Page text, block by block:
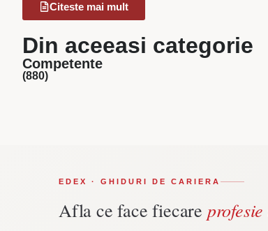
Citeste mai mult
Din aceeasi categorie
Competente
(880)
EDEX · GHIDURI DE CARIERA
Afla ce face fiecare profesie